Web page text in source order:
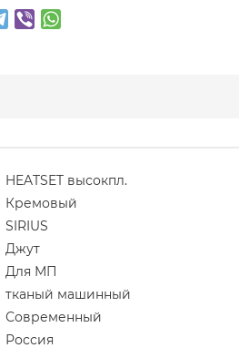
HEATSET высокпл.
Кремовый
SIRIUS
Джут
Для МП
тканый машинный
Современный
Россия